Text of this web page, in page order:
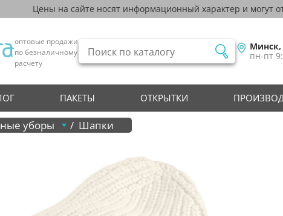
Цены на сайте носят информационный характер и могут
оптовые продажи
по безналичному
расчету
Минск,
пн-пт
ПАКЕТЫ ОТКРЫТКИ
уборы Шапки